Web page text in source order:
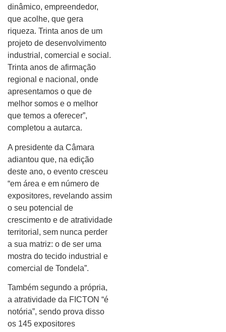
dinâmico, empreendedor,
que acolhe, que gera
riqueza. Trinta anos de um
projeto de desenvolvimento
industrial, comercial e social.
Trinta anos de afirmação
regional e nacional, onde
apresentamos o que de
melhor somos e o melhor
que temos a oferecer”,
completou a autarca.
A presidente da Câmara
adiantou que, na edição
deste ano, o evento cresceu
“em área e em número de
expositores, revelando assim
o seu potencial de
crescimento e de atratividade
territorial, sem nunca perder
a sua matriz: o de ser uma
mostra do tecido industrial e
comercial de Tondela”.
Também segundo a própria,
a atratividade da FICTON “é
notória”, sendo prova disso
os 145 expositores